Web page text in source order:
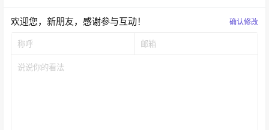
欢迎您，新朋友，感谢参与互动！ 确认修改